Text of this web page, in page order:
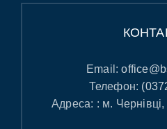
Email:
Телефон:
Адреса: : м.